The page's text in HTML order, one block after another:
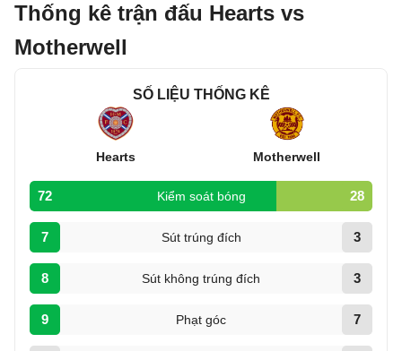
Thống kê trận đấu Hearts vs
Motherwell
SỐ LIỆU THỐNG KÊ
Hearts Motherwell
72 Kiểm soát bóng 28
7 Sút trúng đích 3
8 Sút không trúng đích 3
9 Phạt góc 7